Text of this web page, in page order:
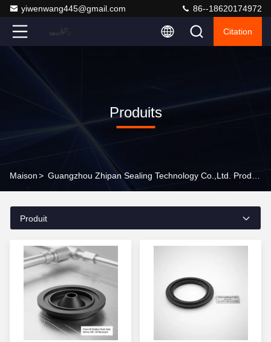
yiwenwang445@gmail.com 86--18620174972
Citation
Produits
Maison>
Produit